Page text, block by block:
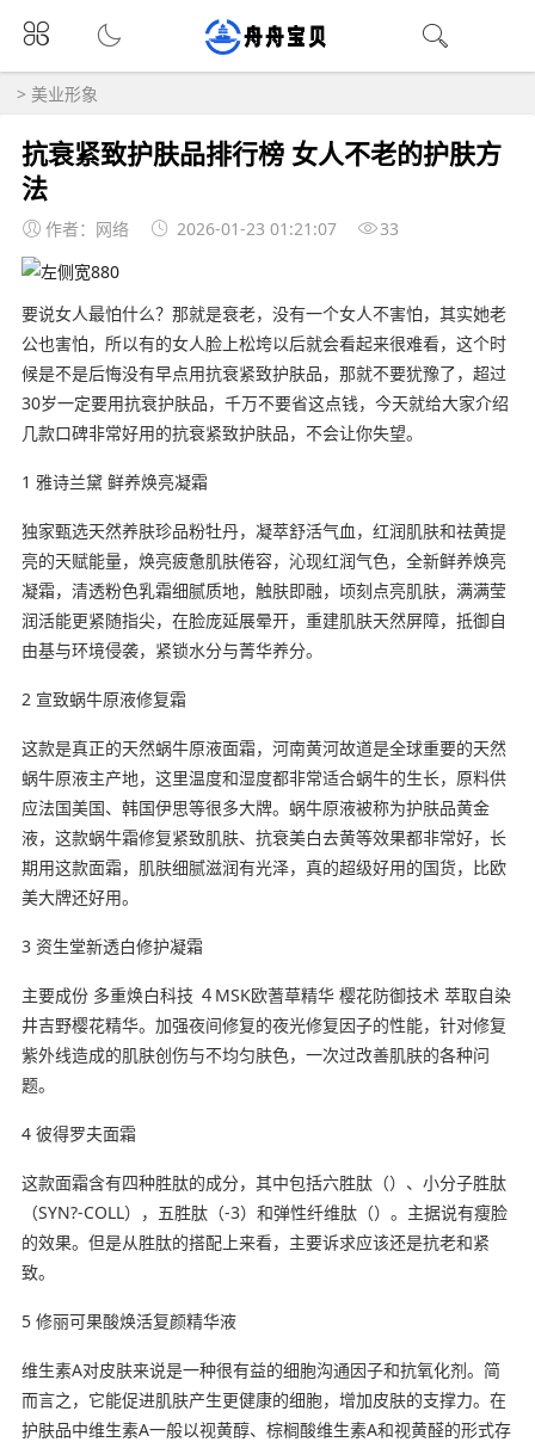
> 美业形象
抗衰紧致护肤品排行榜 女人不老的护肤方
法
作者：网络 2026-01-23 01:21:07 33
要说女人最怕什么？那就是衰老，没有一个女人不害怕，其实她老
公也害怕，所以有的女人脸上松垮以后就会看起来很难看，这个时
候是不是后悔没有早点用抗衰紧致护肤品，那就不要犹豫了，超过
30岁一定要用抗衰护肤品，千万不要省这点钱，今天就给大家介绍
几款口碑非常好用的抗衰紧致护肤品，不会让你失望。
1 雅诗兰黛 鲜养焕亮凝霜
独家甄选天然养肤珍品粉牡丹，凝萃舒活气血，红润肌肤和祛黄提
亮的天赋能量，焕亮疲惫肌肤倦容，沁现红润气色，全新鲜养焕亮
凝霜，清透粉色乳霜细腻质地，触肤即融，顷刻点亮肌肤，满满莹
润活能更紧随指尖，在脸庞延展晕开，重建肌肤天然屏障，抵御自
由基与环境侵袭，紧锁水分与菁华养分。
2 宣致蜗牛原液修复霜
这款是真正的天然蜗牛原液面霜，河南黄河故道是全球重要的天然
蜗牛原液主产地，这里温度和湿度都非常适合蜗牛的生长，原料供
应法国美国、韩国伊思等很多大牌。蜗牛原液被称为护肤品黄金
液，这款蜗牛霜修复紧致肌肤、抗衰美白去黄等效果都非常好，长
期用这款面霜，肌肤细腻滋润有光泽，真的超级好用的国货，比欧
美大牌还好用。
3 资生堂新透白修护凝霜
主要成份 多重焕白科技 ４MSK欧蓍草精华 樱花防御技术 萃取自染
井吉野樱花精华。加强夜间修复的夜光修复因子的性能，针对修复
紫外线造成的肌肤创伤与不均匀肤色，一次过改善肌肤的各种问
题。
4 彼得罗夫面霜
这款面霜含有四种胜肽的成分，其中包括六胜肽（）、小分子胜肽
（SYN?-COLL），五胜肽（-3）和弹性纤维肽（）。主据说有瘦脸
的效果。但是从胜肽的搭配上来看，主要诉求应该还是抗老和紧
致。
5 修丽可果酸焕活复颜精华液
维生素A对皮肤来说是一种很有益的细胞沟通因子和抗氧化剂。简
而言之，它能促进肌肤产生更健康的细胞，增加皮肤的支撑力。在
护肤品中维生素A一般以视黄醇、棕榈酸维生素A和视黄醛的形式存